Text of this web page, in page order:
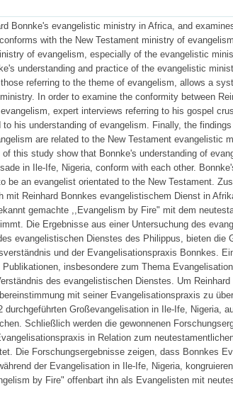
Bonnke's evangelistic ministry in Africa, and
with the New Testament ministry of
of evangelism, especially of the evangelistic
understanding and practice of the evangelistic
referring to the theme of evangelism, allows a
In order to examine the conformity between
expert interviews referring to his gospel
his understanding of evangelism. Finally, the
are related to the New Testament evangelistic
this study show that Bonnke's understanding of
in Ile-Ife, Nigeria, conform with each other.
be an evangelist orientated to the New Testament.
Reinhard Bonnkes evangelistischem Dienst in
gemachte ,,Evangelism by Fire" mit dem
Die Ergebnisse aus einer Untersuchung des
evangelistischen Dienstes des Philippus, bieten die
und der Evangelisationspraxis Bonnkes.
insbesondere zum Thema
des evangelistischen Dienstes. Um Reinhard
mit seiner Evangelisationspraxis zu
durchgeführten Großevangelisation in Ile-Ife, Nigeria,
Schließlich werden die gewonnenen
in Relation zum
Die Forschungsergebnisse zeigen, dass Bonnkes
der Evangelisation in Ile-Ife, Nigeria,
by Fire" offenbart ihn als Evangelisten mit